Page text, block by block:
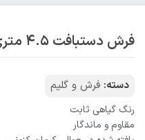
فرش دستبافت ۴.۵ متری افشار
دسته: فرش و گلیم
رنگ گیاهی ثابت
مقاوم و ماندگار